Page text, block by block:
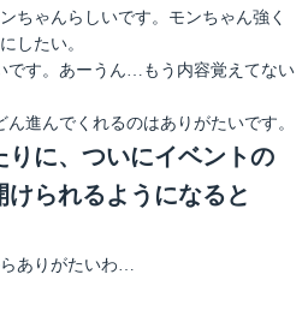
ちゃんらしいです。モンちゃん強く
したい。
です。あーうん…もう内容覚えてない
進んでくれるのはありがたいです。
りに、ついにイベントの
けられるようになると
ありがたいわ…